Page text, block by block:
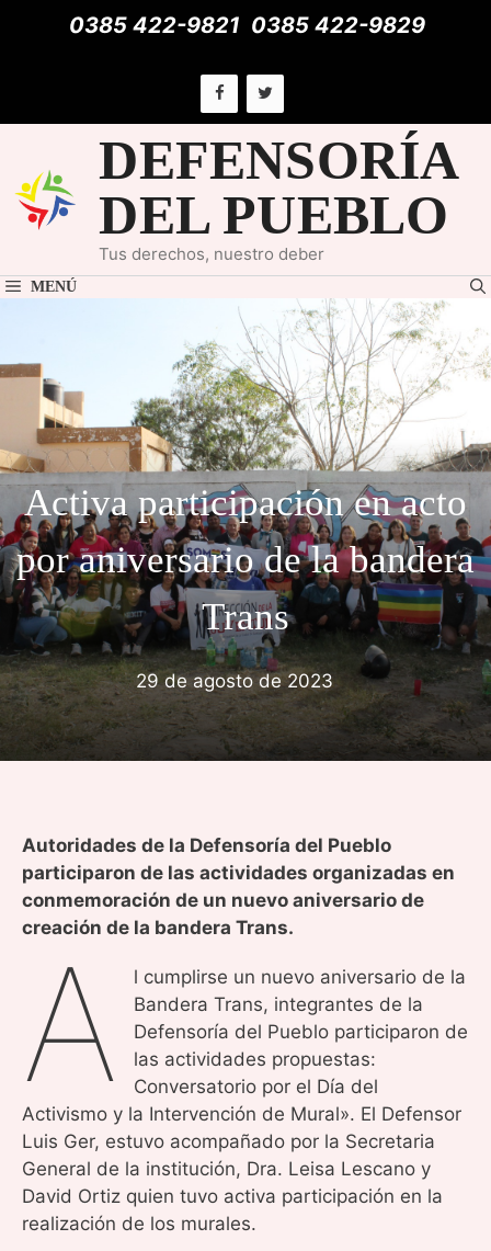
0385 422-9821 0385 422-9829
DEFENSORÍA
DEL PUEBLO
Tus derechos, nuestro deber
MENÚ
Activa participación en acto
por aniversario de la bandera
Trans
29 de agosto de 2023
Autoridades de la Defensoría del Pueblo
participaron de las actividades organizadas en
conmemoración de un nuevo aniversario de
creación de la bandera Trans.
A
l cumplirse un nuevo aniversario de la
Bandera Trans, integrantes de la
Defensoría del Pueblo participaron de
las actividades propuestas:
Conversatorio por el Día del
Activismo y la Intervención de Mural». El Defensor
Luis Ger, estuvo acompañado por la Secretaria
General de la institución, Dra. Leisa Lescano y
David Ortiz quien tuvo activa participación en la
realización de los murales.